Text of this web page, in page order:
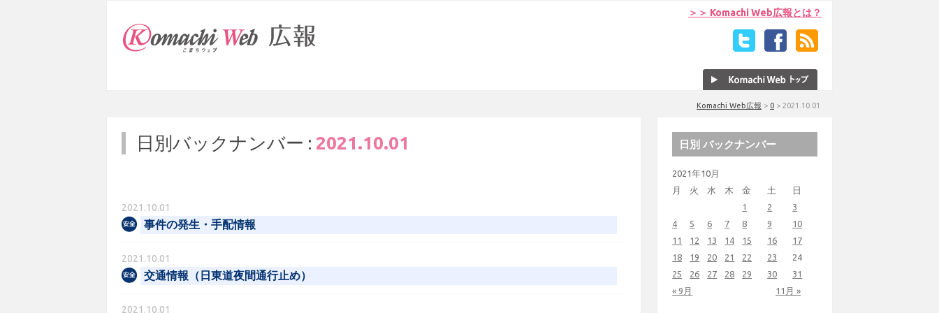
＞＞ Komachi Web広報とは？
Komachi Web広報 > 0 > 2021.10.01
日別バックナンバー : 2021.10.01
2021.10.01
事件の発生・手配情報
2021.10.01
交通情報（日東道夜間通行止め）
2021.10.01
日別 バックナンバー
2021年10月
月
火 水 木 金 土 日
« 9月 11月 »
1 2
3
4
5 6 7 8 9
10
11
12 13 14 15 16
17
18
19 20 21 22 23
24
25
26 27 28 29 30 31